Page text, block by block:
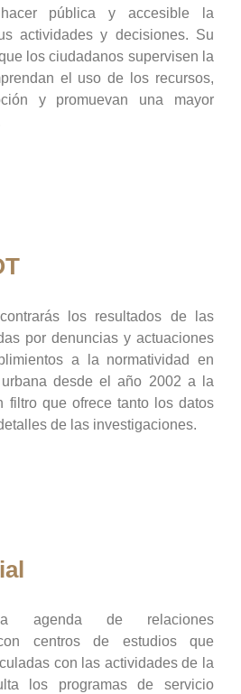
pública y accesible la
actividades y decisiones. Su
los ciudadanos supervisen la
el uso de los recursos,
y promuevan una mayor
los resultados de las
por denuncias y actuaciones
a la normatividad en
desde el año 2002 a la
filtro que ofrece tanto los datos
de las investigaciones.
agenda de relaciones
centros de estudios que
con las actividades de la
los programas de servicio